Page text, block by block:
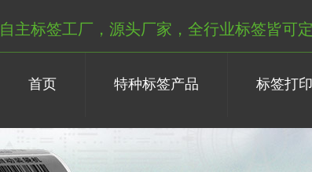
自主标签工厂，源头厂家，全行业标签皆可
首页 特种标签产品 标签打